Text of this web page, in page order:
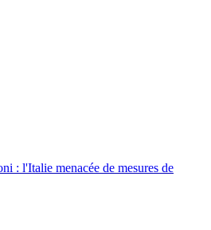
: l'Italie menacée de mesures de